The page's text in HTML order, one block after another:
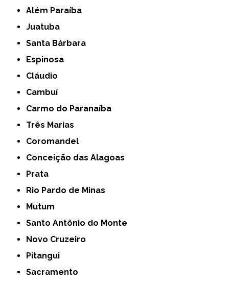
Além Paraíba
Juatuba
Santa Bárbara
Espinosa
Cláudio
Cambuí
Carmo do Paranaíba
Três Marias
Coromandel
Conceição das Alagoas
Prata
Rio Pardo de Minas
Mutum
Santo Antônio do Monte
Novo Cruzeiro
Pitangui
Sacramento